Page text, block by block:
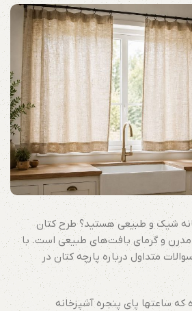
شیک و طبیعی هستید؟ طرح کتان
مدرن و گرمای بافت‌های طبیعی است. با
متداول درباره پارچه کتان در
که ساعتها پای پنجره آشپزخانه